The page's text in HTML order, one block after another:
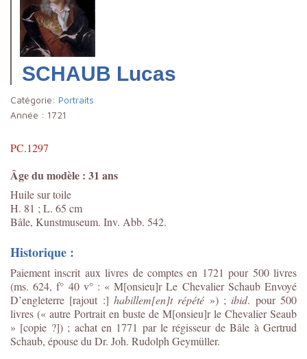
SCHAUB Lucas
Catégorie: Portraits
Année : 1721
PC.1297
Âge du modèle : 31 ans
Huile sur toile
H. 81 ; L. 65 cm
Bâle, Kunstmuseum. Inv. Abb. 542.
Historique :
Paiement inscrit aux livres de comptes en 1721 pour 500 livres
(ms. 624, f° 40 v° : « M[onsieu]r Le Chevalier Schaub Envoyé
D’engleterre [rajout :] habillem[en]t répété ») ; ibid. pour 500
livres (« autre Portrait en buste de M[onsieu]r le Chevalier Seaub
» [copie ?]) ; achat en 1771 par le régisseur de Bâle à Gertrud
Schaub, épouse du Dr. Joh. Rudolph Geymüller.